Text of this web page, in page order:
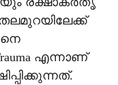
Trauma എന്നാണ്